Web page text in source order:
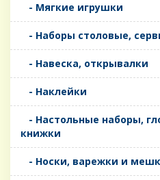
- Мягкие игрушки
- Наборы столовые,
- Навеска, открывалки
- Наклейки
- Настольные наборы,
книжки
- Носки, варежки и